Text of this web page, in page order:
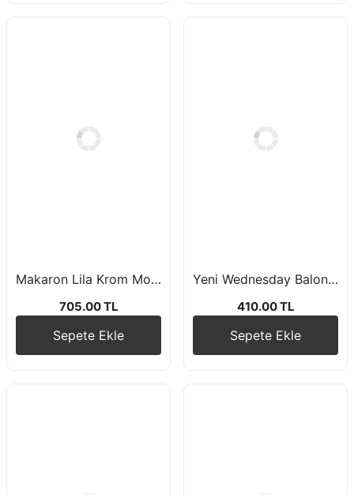
Makaron Lila Krom Mor Krom Gümüş Balon Zincir Seti
705.00 TL
Sepete Ekle
Yeni Wednesday Balon Zincir Seti
410.00 TL
Sepete Ekle